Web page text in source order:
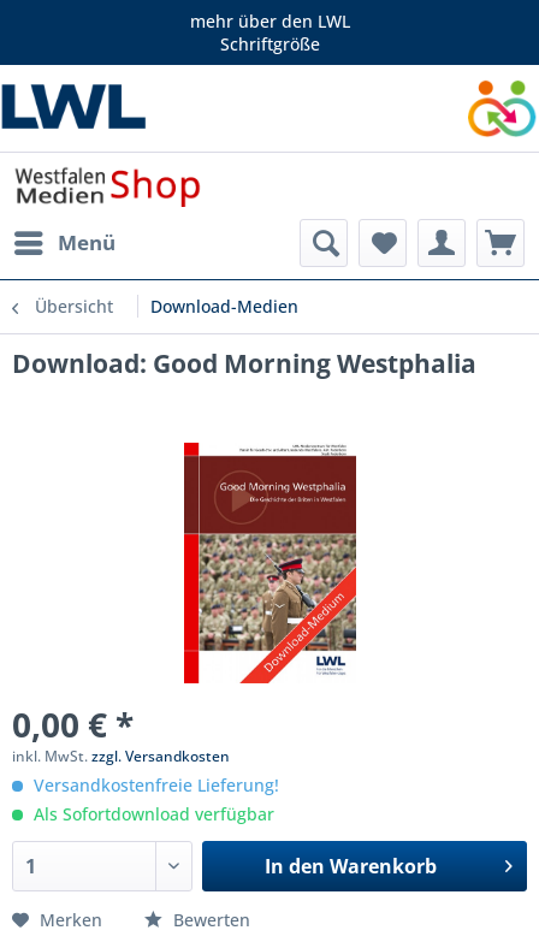
mehr über den LWL
Schriftgröße
Menü
Übersicht Download-Medien
Download: Good Morning Westphalia
0,00 € *
inkl. MwSt.zzgl. Versandkosten
Versandkostenfreie Lieferung!
Als Sofortdownload verfügbar
In den Warenkorb
Merken Bewerten